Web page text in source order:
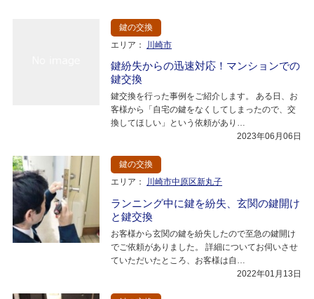
鍵の交換
エリア：
川崎市
鍵紛失からの迅速対応！マンションでの
鍵交換
鍵交換を行った事例をご紹介します。 ある日、お
客様から「自宅の鍵をなくしてしまったので、交
換してほしい」という依頼があり…
2023年06月06日
鍵の交換
エリア：
川崎市中原区新丸子
ランニング中に鍵を紛失、玄関の鍵開け
と鍵交換
お客様から玄関の鍵を紛失したので至急の鍵開け
でご依頼がありました。 詳細についてお伺いさせ
ていただいたところ、お客様は自…
2022年01月13日